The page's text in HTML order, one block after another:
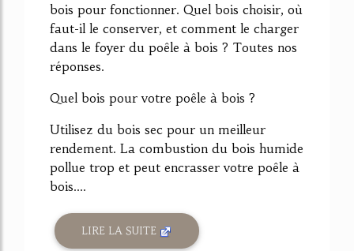
bois pour fonctionner. Quel bois choisir, où
faut-il le conserver, et comment le charger
dans le foyer du poêle à bois ? Toutes nos
réponses.
Quel bois pour votre poêle à bois ?
Utilisez du bois sec pour un meilleur
rendement. La combustion du bois humide
pollue trop et peut encrasser votre poêle à
bois....
LIRE LA SUITE